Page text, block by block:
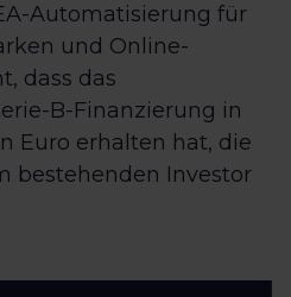
Automatisierung für
und Online-
dass das
B-Finanzierung in
Euro erhalten hat, die
bestehenden Investor